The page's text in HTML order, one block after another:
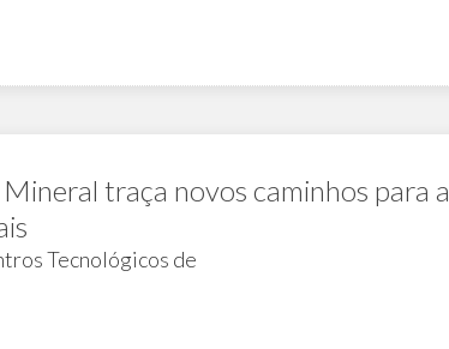
traça novos caminhos para a
Tecnológicos de